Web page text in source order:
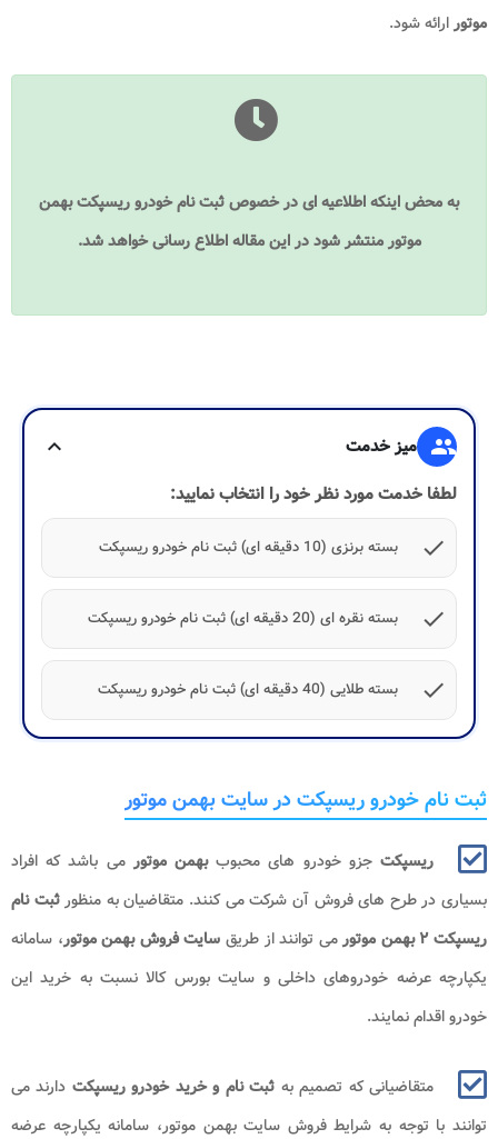
موتورارائه شود.
به محض اینکه اطلاعیه ای در خصوص ثبت نام خودرو ریسپکت بهمن
موتور منتشر شود در این مقاله اطلاع رسانی خواهد شد.
group میز خدمت
expand_more
لطفا خدمت مورد نظر خود را انتخاب نمایید:
check
بسته برنزی (10 دقیقه ای) ثبت نام خودرو ریسپکت
check بسته نقره ای (20 دقیقه ای) ثبت نام خودرو ریسپکت
check بسته طلایی (40 دقیقه ای) ثبت نام خودرو ریسپکت
ثبت نام خودرو ریسپکت در سایت بهمن موتور
ریسپکتجزو خودرو های محبوببهمن موتورمی باشد که افراد
بسیاری در طرح های فروش آن شرکت می کنند. متقاضیان به منظورثبت نام
ریسپکت ۲ بهمن موتور
می توانند از طریق سایت فروش بهمن موتور، سامانه
یکپارچه عرضه خودروهای داخلی و سایت بورس کالا نسبت به خرید این
خودرو اقدام نمایند.
متقاضیانی که تصمیم به ثبت نام و خرید خودرو ریسپکت دارند می
توانند با توجه به شرایط فروش سایت بهمن موتور، سامانه یکپارچه عرضه